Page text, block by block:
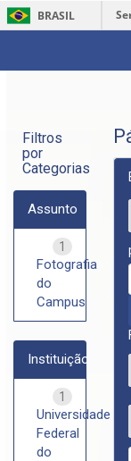
BRASIL
Filtros
por
Categorias
Assunto
1
Fotografia
do
Campus
Instituição
1
Universidade
Federal
do